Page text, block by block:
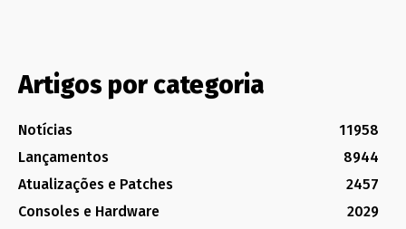
Artigos por categoria
Notícias
11958
Lançamentos
8944
Atualizações e Patches
2457
Consoles e Hardware
2029